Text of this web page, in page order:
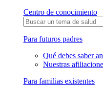
Centro de conocimiento
Para futuros padres
Qué debes saber
Nuestras
Para familias existentes